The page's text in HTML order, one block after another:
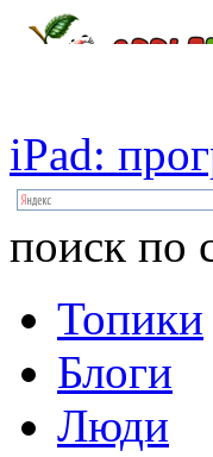
iPad:
поиск по
Топики
Блоги
Люди